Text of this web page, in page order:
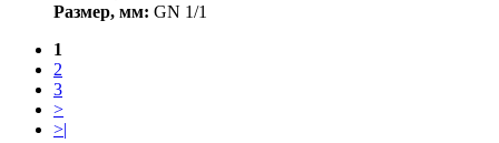
Размер, мм: GN 1/1
1
2
3
>
>|